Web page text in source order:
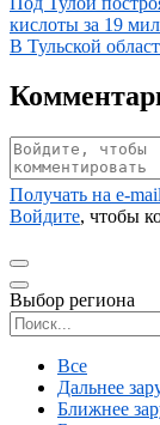
кислоты за 19
Иллюстрация
В Тульской
Получать на
Войдите, чтобы
Выбор региона
Все
Дальнее
Ближнее